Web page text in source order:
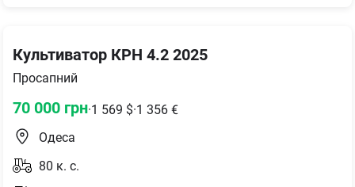
Культиватор КРН 4.2 2025
Просапний
70 000 грн·1 569 $·1 356 €
Одеса
80 к. с.